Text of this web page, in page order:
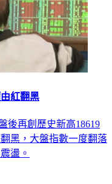
紅翻黑
後再創歷史新高18619
黑，大盤指數一度翻落
盪。